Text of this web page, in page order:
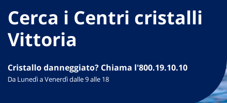
Cerca i Centri cristalli
Vittoria
Cristallo danneggiato? Chiama l'800.19.10.10
Da Lunedì a Venerdì dalle 9 alle 18